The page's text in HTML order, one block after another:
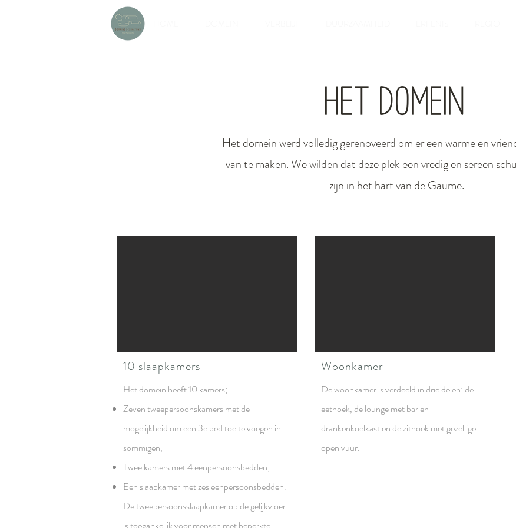
Het Domein
Het domein werd volledig gerenoveerd om er een warme en
van te maken. We wilden dat deze plek een vredig en sereen
zijn in het hart van de Gaume.
10 slaapkamers
Het domein heeft 10 kamers;
Zeven tweepersoonskamers met de
mogelijkheid om een 3e bed toe te voegen in
sommigen,
Twee kamers met 4 eenpersoonsbedden,
Een slaapkamer met zes eenpersoonsbedden.
De tweepersoonsslaapkamer op de gelijkvloer
Woonkamer
De woonkamer is verdeeld in drie delen: de
eethoek, de lounge met bar en
drankenkoelkast en de zithoek met gezellige
open vuur.